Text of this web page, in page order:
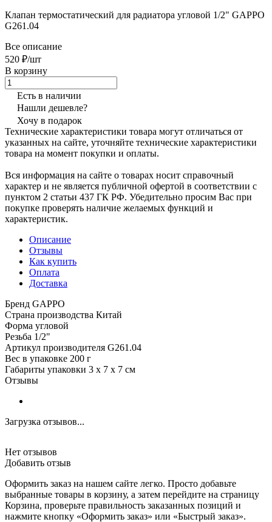
Клапан термостатический для радиатора угловой 1/2" GAPPO
G261.04
Все описание
520 ₽/шт
В корзину
Есть в наличии
Нашли дешевле?
Хочу в подарок
Технические характеристики товара могут отличаться от
указанных на сайте, уточняйте технические характеристики
товара на момент покупки и оплаты.
Вся информация на сайте о товарах носит справочный
характер и не является публичной офертой в соответствии с
пунктом 2 статьи 437 ГК РФ. Убедительно просим Вас при
покупке проверять наличие желаемых функций и
характеристик.
Описание
Отзывы
Как купить
Оплата
Доставка
Бренд GAPPO
Страна производства Китай
Форма угловой
Резьба 1/2"
Артикул производителя G261.04
Вес в упаковке 200 г
Габариты упаковки 3 x 7 x 7 см
Отзывы
Загрузка отзывов...
Нет отзывов
Добавить отзыв
Оформить заказ на нашем сайте легко. Просто добавьте
выбранные товары в корзину, а затем перейдите на страницу
Корзина, проверьте правильность заказанных позиций и
нажмите кнопку «Оформить заказ» или «Быстрый заказ».